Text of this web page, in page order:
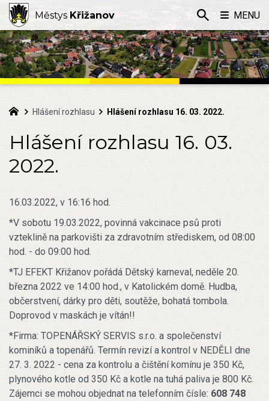
Hlášení rozhlasu Hlášení rozhlasu 16. 03. 2022.
Hlášení rozhlasu 16. 03.
2022.
16.03.2022, v 16:16 hod.
*V sobotu 19.03.2022, povinná vakcinace psů proti
vzteklině na parkovišti za zdravotním střediskem, od 08:00
hod. - do 09:00 hod.
*TJ EFEKT Křižanov pořádá Dětský karneval, neděle 20.
března 2022 ve 14:00 hod., v Katolickém domě. Hudba,
občerstvení, dárky pro děti, soutěže, bohatá tombola.
Doprovod v maskách je vítán!!
*Firma: TOPENÁŘSKÝ SERVIS s.r.o. a společenství
kominíků a topenářů. Termín revizí a kontrol v NEDĚLI dne
27. 3. 2022 - cena za kontrolu a čištění komínu je 350 Kč,
plynového kotle od 350 Kč a kotle na tuhá paliva je 800 Kč.
Zájemci se mohou objednat na telefonním čísle: 608 748
Městys Křižanov MENU